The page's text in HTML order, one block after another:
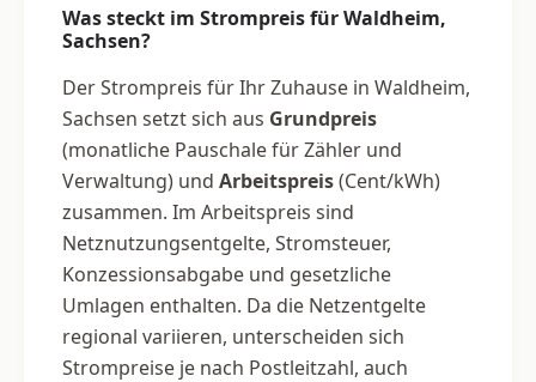
Was steckt im Strompreis für Waldheim,
Sachsen?
Der Strompreis für Ihr Zuhause in Waldheim,
Sachsen setzt sich aus Grundpreis
(monatliche Pauschale für Zähler und
Verwaltung) und Arbeitspreis(Cent/kWh)
zusammen. Im Arbeitspreis sind
Netznutzungsentgelte, Stromsteuer,
Konzessionsabgabe und gesetzliche
Umlagen enthalten. Da die Netzentgelte
regional variieren, unterscheiden sich
Strompreise je nach Postleitzahl, auch